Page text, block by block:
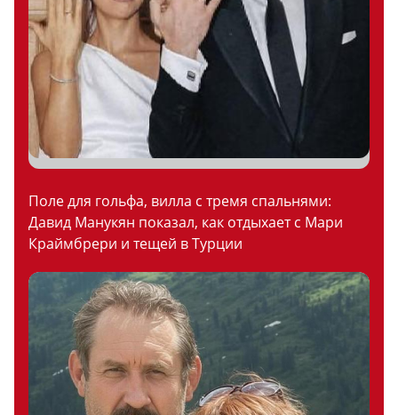
Поле для гольфа, вилла с тремя спальнями:
Давид Манукян показал, как отдыхает с Мари
Краймбрери и тещей в Турции